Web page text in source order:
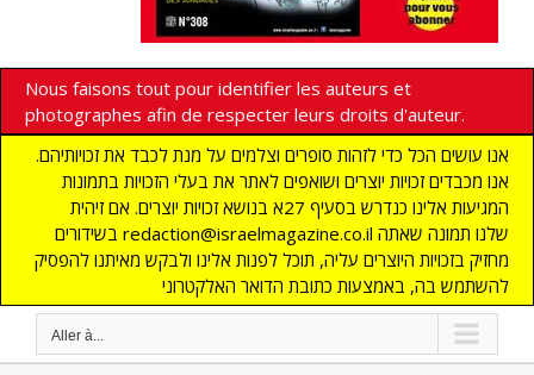
Nous faisons tout pour identifier les auteurs et
photographes afin de respecter leurs droits d'auteur.
אנו עושים הכל כדי לזהות סופרים וצלמים על מנת לכבד את זכויותיהם.
אנו מכבדים זכויות יוצרים ושואפים לאתר את בעלי הזכויות בתמונות
המגיעות אלינו כנדרש בסעיף 27א בנושא זכויות יוצרים. אם זיהית
בשידורים redaction@israelmagazine.co.il שלנו תמונה שאתה
מחזיק בזכויות היוצרים עליה, תוכל לפנות אלינו ולבקש מאיתנו להפסיק
להשתמש בה, באמצעות כתובת הדואר האלקטרוני
Aller à...